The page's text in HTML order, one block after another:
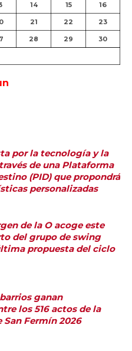
14 15 16
21 22 23
28 29 30
por la tecnología y la
de una Plataforma
(PID) que propondrá
personalizadas
de la O acoge este
del grupo de swing
propuesta del ciclo
ganan
los 516 actos de la
Fermín 2026